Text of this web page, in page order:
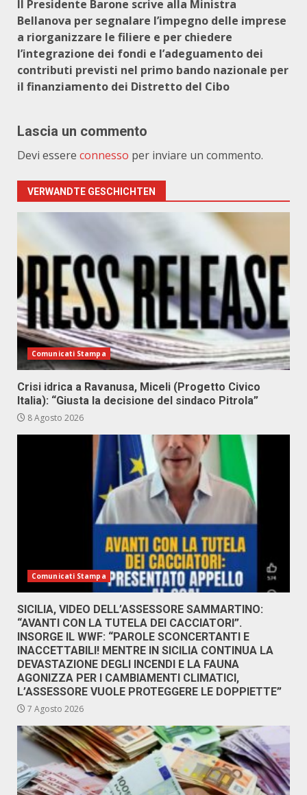
Il Presidente Barone scrive alla Ministra
Bellanova per segnalare l’impegno delle imprese
a riorganizzare le filiere e per chiedere
l’integrazione dei fondi e l’adeguamento dei
contributi previsti nel primo bando nazionale per
il finanziamento dei Distretto del Cibo
Lascia un commento
Devi essere connesso per inviare un commento.
VERWANDTE GESCHICHTEN
Comunicati Stampa
Crisi idrica a Ravanusa, Miceli (Progetto Civico
Italia): “Giusta la decisione del sindaco Pitrola”
8 Agosto 2026
Comunicati Stampa
SICILIA, VIDEO DELL’ASSESSORE SAMMARTINO:
“AVANTI CON LA TUTELA DEI CACCIATORI”.
INSORGE IL WWF: “PAROLE SCONCERTANTI E
INACCETTABILI! MENTRE IN SICILIA CONTINUA LA
DEVASTAZIONE DEGLI INCENDI E LA FAUNA
AGONIZZA PER I CAMBIAMENTI CLIMATICI,
L’ASSESSORE VUOLE PROTEGGERE LE DOPPIETTE”
7 Agosto 2026